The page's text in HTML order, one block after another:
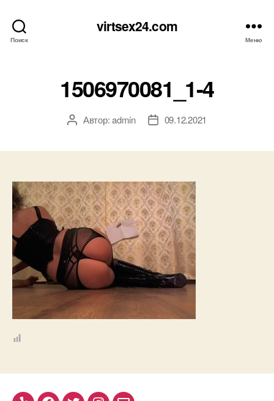
Поиск
virtsex24.com
Меню
1506970081_1-4
АвторАвтор:admin
Дата09.12.2021